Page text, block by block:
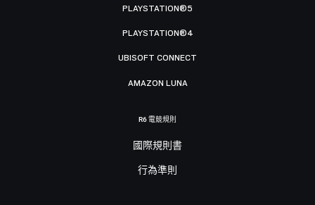
PLAYSTATION®5
PLAYSTATION®4
UBISOFT CONNECT
AMAZON LUNA
R6 電競規則
國際規則書
行為準則